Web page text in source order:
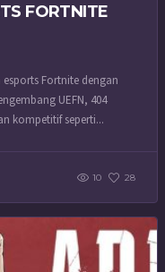
FORTNITE
Fortnite dengan
UEFN, 404
kompetitif seperti...
10 28